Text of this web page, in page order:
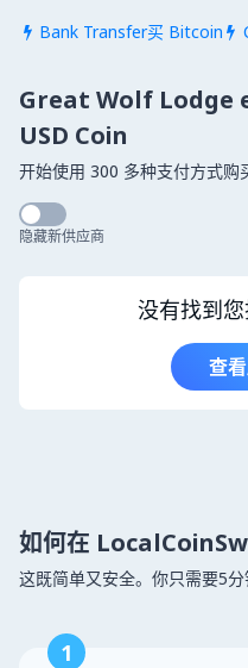
 Bank Transfer买 Bitcoin 
Great Wolf Lodge
USD Coin
开始使用 300 多种支付方式购
隐藏新供应商
没有找到
查
如何在
这既简单又安全。你只需要5分
1